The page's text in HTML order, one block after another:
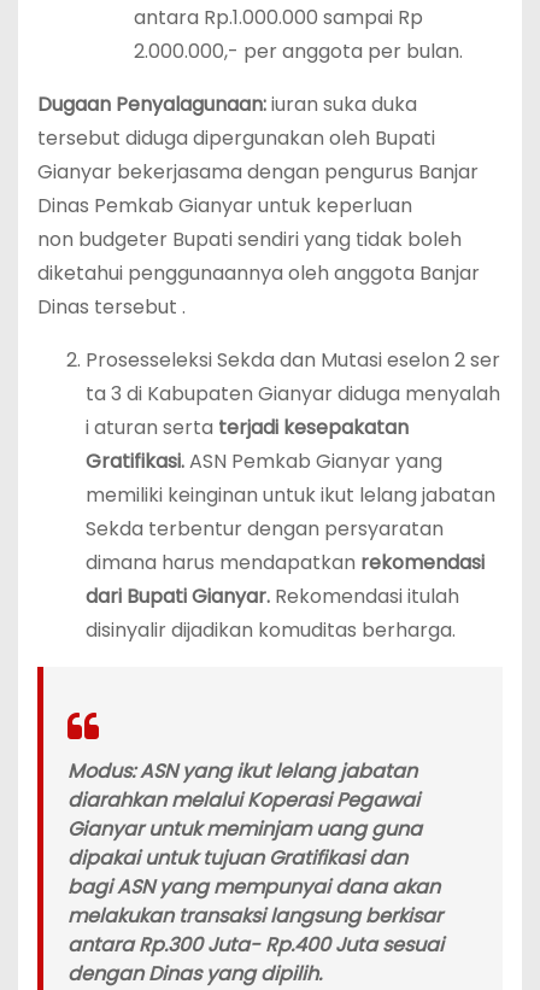
antara Rp.1.000.000 sampai Rp
2.000.000,- per anggota per bulan.
Dugaan Penyalagunaan:iuran suka duka
tersebut diduga dipergunakan oleh Bupati
Gianyar bekerjasama dengan pengurus Banjar
Dinas Pemkab Gianyar untuk keperluan
non budgeter Bupati sendiri yang tidak boleh
diketahui penggunaannya oleh anggota Banjar
Dinas tersebut .
Prosesseleksi Sekda dan Mutasi eselon 2 ser
ta 3 di Kabupaten Gianyar diduga menyalah
i aturan serta terjadi kesepakatan
Gratifikasi.ASN Pemkab Gianyar yang
memiliki keinginan untuk ikut lelang jabatan
Sekda terbentur dengan persyaratan
dimana harus mendapatkan rekomendasi
dari Bupati Gianyar. Rekomendasi itulah
disinyalir dijadikan komuditas berharga.
Modus:ASN yang ikut lelang jabatan
diarahkan melalui Koperasi Pegawai
Gianyar untuk meminjam uang guna
dipakai untuk tujuan Gratifikasi dan
bagi ASN yang mempunyai dana akan
melakukan transaksi langsung berkisar
antara Rp.300 Juta- Rp.400 Juta sesuai
dengan Dinas yang dipilih.